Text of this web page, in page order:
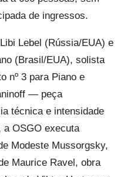
de ingressos.
Lebel (Rússia/EUA) e
(Brasil/EUA), solista
nº 3 para Piano e
— peça
técnica e intensidade
a OSGO executa
Modeste Mussorgsky,
Maurice Ravel, obra